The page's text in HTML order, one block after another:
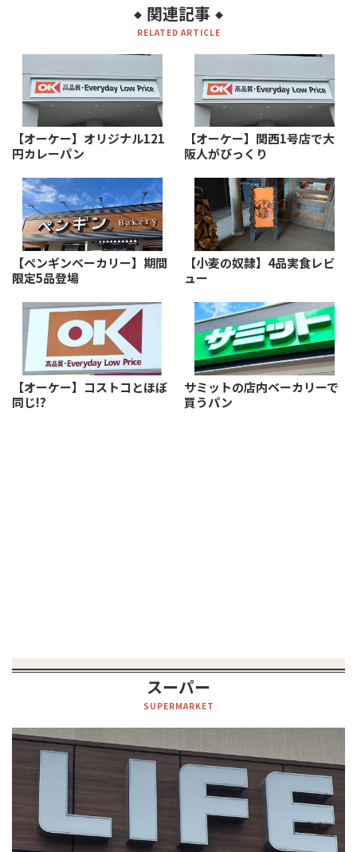
◆ 関連記事 ◆
RELATED ARTICLE
【オーケー】オリジナル121
円カレーパン
【オーケー】関西1号店で大
阪人がびっくり
【ペンギンベーカリー】期間
限定5品登場
【小麦の奴隷】4品実食レビ
ュー
【オーケー】コストコとほぼ
同じ!?
サミットの店内ベーカリーで
買うパン
スーパー
SUPERMARKET